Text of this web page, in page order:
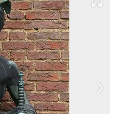
Развернуть на весь экран